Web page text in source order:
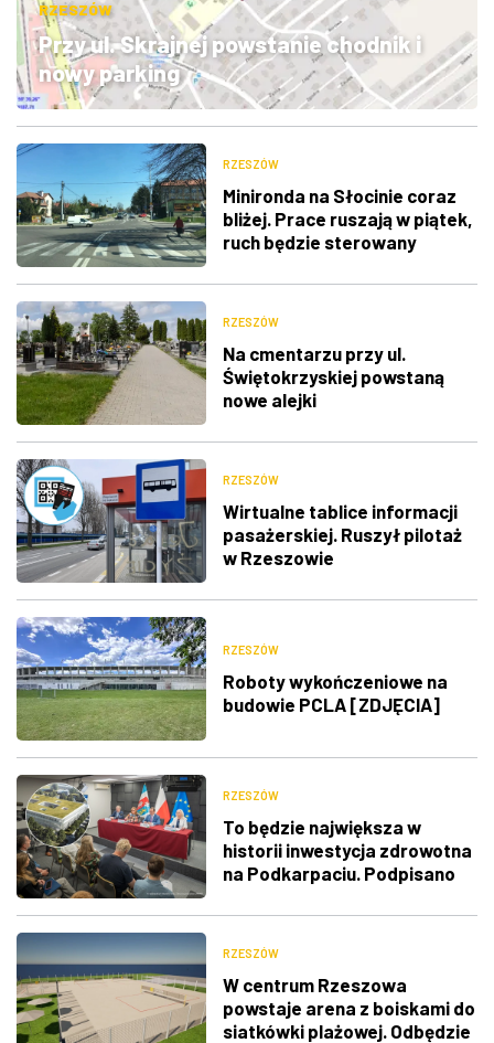
ZDJĘCIA
W RZESZOWIE
RZESZÓW
Przy ul. Skrajnej powstanie chodnik i
nowy parking
RZESZÓW
Minironda na Słocinie coraz
bliżej. Prace ruszają w piątek,
ruch będzie sterowany
RZESZÓW
Na cmentarzu przy ul.
Świętokrzyskiej powstaną
nowe alejki
RZESZÓW
Wirtualne tablice informacji
pasażerskiej. Ruszył pilotaż
w Rzeszowie
RZESZÓW
Roboty wykończeniowe na
budowie PCLA [ZDJĘCIA]
RZESZÓW
To będzie największa w
historii inwestycja zdrowotna
na Podkarpaciu. Podpisano
RZESZÓW
W centrum Rzeszowa
powstaje arena z boiskami do
siatkówki plażowej. Odbędzie